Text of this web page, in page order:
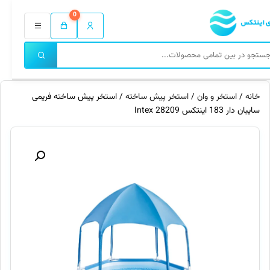
0
خانه/استخر و وان/استخر پیش ساخته/ استخر پیش ساخته فریمی
سایبان دار 183 اینتکس 28209 Intex